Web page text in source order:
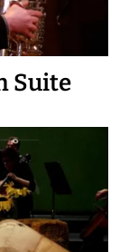
Suite